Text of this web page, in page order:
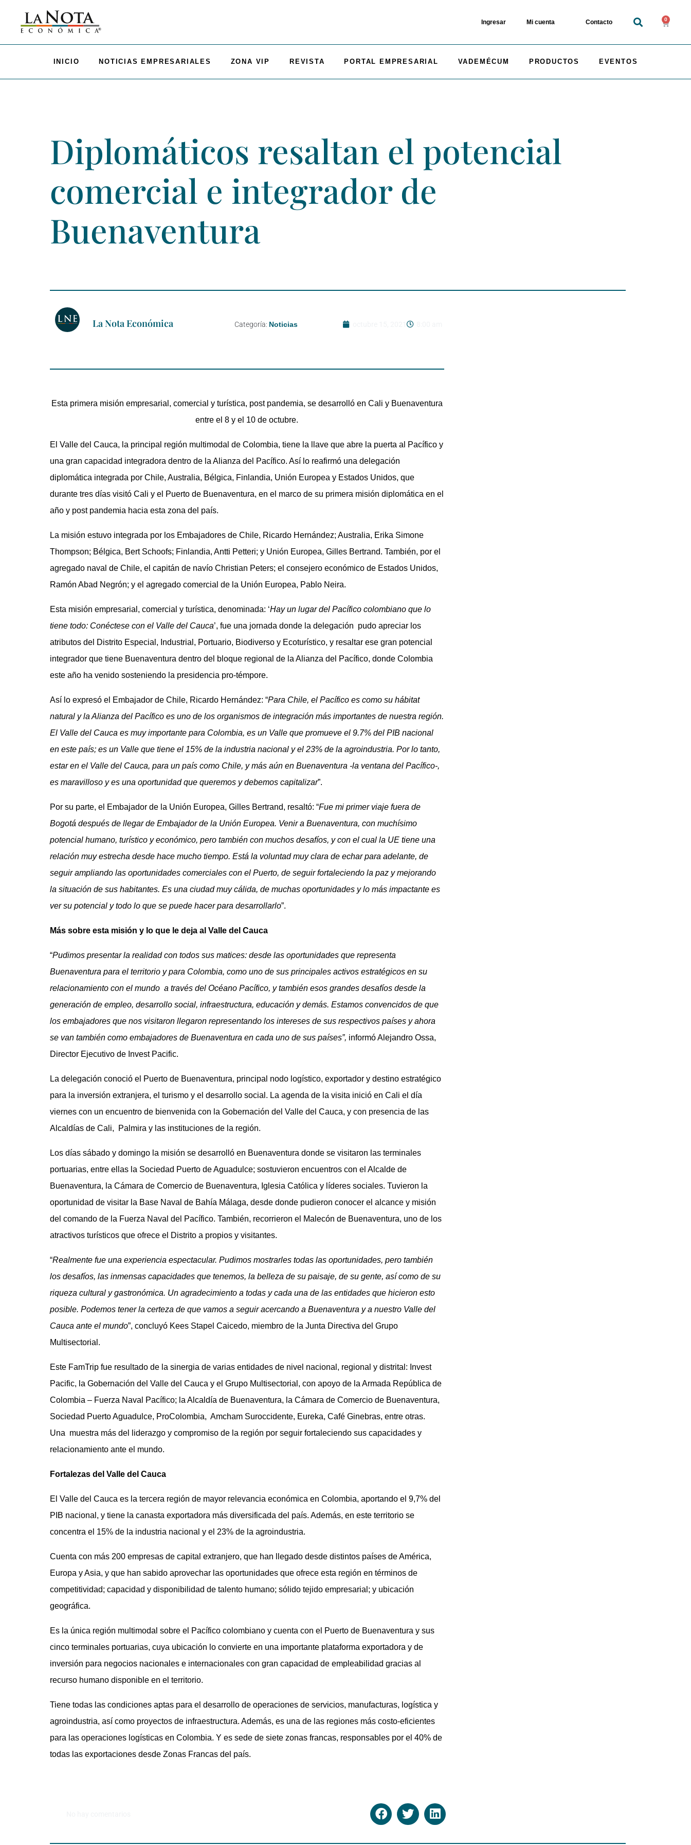
Ingresar Mi cuenta Contacto 0
INICIO NOTICIAS EMPRESARIALES ZONA VIP REVISTA PORTAL EMPRESARIAL VADEMÉCUM PRODUCTOS EVENTOS
Diplomáticos resaltan el potencial
comercial e integrador de
Buenaventura
La Nota Económica Categoría: Noticias
Esta primera misión empresarial, comercial y turística, post pandemia, se desarrolló en Cali y Buenaventura
entre el 8 y el 10 de octubre.
El Valle del Cauca, la principal región multimodal de Colombia, tiene la llave que abre la puerta al Pacífico y
una gran capacidad integradora dentro de la Alianza del Pacífico. Así lo reafirmó una delegación
diplomática integrada por Chile, Australia, Bélgica, Finlandia, Unión Europea y Estados Unidos, que
durante tres días visitó Cali y el Puerto de Buenaventura, en el marco de su primera misión diplomática en el
año y post pandemia hacia esta zona del país.
La misión estuvo integrada por los Embajadores de Chile, Ricardo Hernández; Australia, Erika Simone
Thompson; Bélgica, Bert Schoofs; Finlandia, Antti Petteri; y Unión Europea, Gilles Bertrand. También, por el
agregado naval de Chile, el capitán de navío Christian Peters; el consejero económico de Estados Unidos,
Ramón Abad Negrón; y el agregado comercial de la Unión Europea, Pablo Neira.
Esta misión empresarial, comercial y turística, denominada: ‘Hay un lugar del Pacífico colombiano que lo
tiene todo: Conéctese con el Valle del Cauca’, fue una jornada donde la delegación pudo apreciar los
atributos del Distrito Especial, Industrial, Portuario, Biodiverso y Ecoturístico, y resaltar ese gran potencial
integrador que tiene Buenaventura dentro del bloque regional de la Alianza del Pacífico, donde Colombia
este año ha venido sosteniendo la presidencia pro-témpore.
Así lo expresó el Embajador de Chile, Ricardo Hernández: “Para Chile, el Pacífico es como su hábitat
natural y la Alianza del Pacífico es uno de los organismos de integración más importantes de nuestra región.
El Valle del Cauca es muy importante para Colombia, es un Valle que promueve el 9.7% del PIB nacional
en este país; es un Valle que tiene el 15% de la industria nacional y el 23% de la agroindustria. Por lo tanto,
estar en el Valle del Cauca, para un país como Chile, y más aún en Buenaventura -la ventana del Pacífico-,
es maravilloso y es una oportunidad que queremos y debemos capitalizar”.
Por su parte, el Embajador de la Unión Europea, Gilles Bertrand, resaltó: “Fue mi primer viaje fuera de
Bogotá después de llegar de Embajador de la Unión Europea. Venir a Buenaventura, con muchísimo
potencial humano, turístico y económico, pero también con muchos desafíos, y con el cual la UE tiene una
relación muy estrecha desde hace mucho tiempo. Está la voluntad muy clara de echar para adelante, de
seguir ampliando las oportunidades comerciales con el Puerto, de seguir fortaleciendo la paz y mejorando
la situación de sus habitantes. Es una ciudad muy cálida, de muchas oportunidades y lo más impactante es
ver su potencial y todo lo que se puede hacer para desarrollarlo”.
Más sobre esta misión y lo que le deja al Valle del Cauca
“Pudimos presentar la realidad con todos sus matices: desde las oportunidades que representa
Buenaventura para el territorio y para Colombia, como uno de sus principales activos estratégicos en su
relacionamiento con el mundo a través del Océano Pacífico, y también esos grandes desafíos desde la
generación de empleo, desarrollo social, infraestructura, educación y demás. Estamos convencidos de que
los embajadores que nos visitaron llegaron representando los intereses de sus respectivos países y ahora
se van también como embajadores de Buenaventura en cada uno de sus países”, informó Alejandro Ossa,
Director Ejecutivo de Invest Pacific.
La delegación conoció el Puerto de Buenaventura, principal nodo logístico, exportador y destino estratégico
para la inversión extranjera, el turismo y el desarrollo social. La agenda de la visita inició en Cali el día
viernes con un encuentro de bienvenida con la Gobernación del Valle del Cauca, y con presencia de las
Alcaldías de Cali, Palmira y las instituciones de la región.
Los días sábado y domingo la misión se desarrolló en Buenaventura donde se visitaron las terminales
portuarias, entre ellas la Sociedad Puerto de Aguadulce; sostuvieron encuentros con el Alcalde de
Buenaventura, la Cámara de Comercio de Buenaventura, Iglesia Católica y líderes sociales. Tuvieron la
oportunidad de visitar la Base Naval de Bahía Málaga, desde donde pudieron conocer el alcance y misión
del comando de la Fuerza Naval del Pacífico. También, recorrieron el Malecón de Buenaventura, uno de los
atractivos turísticos que ofrece el Distrito a propios y visitantes.
“Realmente fue una experiencia espectacular. Pudimos mostrarles todas las oportunidades, pero también
los desafíos, las inmensas capacidades que tenemos, la belleza de su paisaje, de su gente, así como de su
riqueza cultural y gastronómica. Un agradecimiento a todas y cada una de las entidades que hicieron esto
posible. Podemos tener la certeza de que vamos a seguir acercando a Buenaventura y a nuestro Valle del
Cauca ante el mundo”, concluyó Kees Stapel Caicedo, miembro de la Junta Directiva del Grupo
Multisectorial.
Este FamTrip fue resultado de la sinergia de varias entidades de nivel nacional, regional y distrital: Invest
Pacific, la Gobernación del Valle del Cauca y el Grupo Multisectorial, con apoyo de la Armada República de
Colombia – Fuerza Naval Pacífico; la Alcaldía de Buenaventura, la Cámara de Comercio de Buenaventura,
Sociedad Puerto Aguadulce, ProColombia, Amcham Suroccidente, Eureka, Café Ginebras, entre otras.
Una muestra más del liderazgo y compromiso de la región por seguir fortaleciendo sus capacidades y
relacionamiento ante el mundo.
Fortalezas del Valle del Cauca
El Valle del Cauca es la tercera región de mayor relevancia económica en Colombia, aportando el 9,7% del
PIB nacional, y tiene la canasta exportadora más diversificada del país. Además, en este territorio se
concentra el 15% de la industria nacional y el 23% de la agroindustria.
Cuenta con más 200 empresas de capital extranjero, que han llegado desde distintos países de América,
Europa y Asia, y que han sabido aprovechar las oportunidades que ofrece esta región en términos de
competitividad; capacidad y disponibilidad de talento humano; sólido tejido empresarial; y ubicación
geográfica.
Es la única región multimodal sobre el Pacífico colombiano y cuenta con el Puerto de Buenaventura y sus
cinco terminales portuarias, cuya ubicación lo convierte en una importante plataforma exportadora y de
inversión para negocios nacionales e internacionales con gran capacidad de empleabilidad gracias al
recurso humano disponible en el territorio.
Tiene todas las condiciones aptas para el desarrollo de operaciones de servicios, manufacturas, logística y
agroindustria, así como proyectos de infraestructura. Además, es una de las regiones más costo-eficientes
para las operaciones logísticas en Colombia. Y es sede de siete zonas francas, responsables por el 40% de
todas las exportaciones desde Zonas Francas del país.